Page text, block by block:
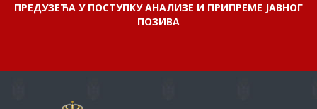
ПРЕДУЗЕЋА У ПОСТУПКУ АНАЛИЗЕ И ПРИПРЕМЕ ЈАВНОГ
ПОЗИВА